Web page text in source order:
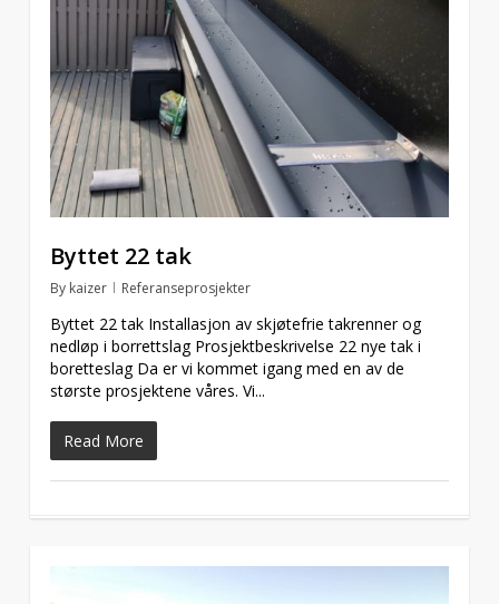
Byttet 22 tak
By kaizer Referanseprosjekter
Byttet 22 tak Installasjon av skjøtefrie takrenner og
nedløp i borrettslag Prosjektbeskrivelse 22 nye tak i
boretteslag Da er vi kommet igang med en av de
største prosjektene våres. Vi...
Read More